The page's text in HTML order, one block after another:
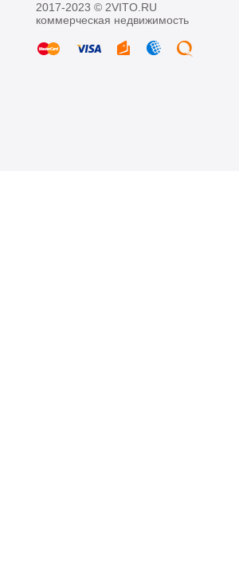
2017-2023 © 2VITO.RU
коммерческая недвижимость